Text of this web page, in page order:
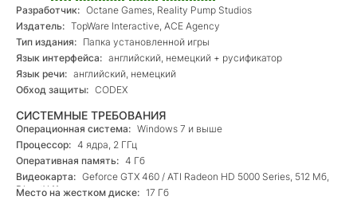
Разработчик: Octane Games, Reality Pump Studios
Издатель: TopWare Interactive, ACE Agency
Тип издания: Папка установленной игры
Язык интерфейса: английский, немецкий + русификатор
Язык речи: английский, немецкий
Обход защиты: CODEX
СИСТЕМНЫЕ ТРЕБОВАНИЯ
Операционная система: Windows 7 и выше
Процессор: 4 ядра, 2 ГГц
Оперативная память: 4 Гб
Видеокарта: Geforce GTX 460 / ATI Radeon HD 5000 Series, 512 Мб,
DirectX 11
Место на жестком диске: 17 Гб